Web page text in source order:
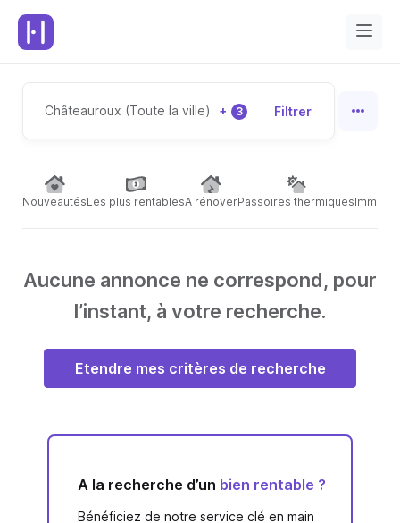
Châteauroux (Toute la ville) + 3 Filtrer
NouveautésLes plus rentablesA rénoverPassoires thermiques
Aucune annonce ne correspond, pour
l’instant, à votre recherche.
Etendre mes critères de recherche
A la recherche d’un bien rentable ?
Bénéficiez de notre service clé en main